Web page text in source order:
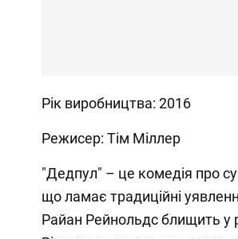
Рік виробництва: 2016
Режисер: Тім Міллер
"Дедпул" – це комедія про
що ламає традиційні
Райан Рейнольдс блищить у